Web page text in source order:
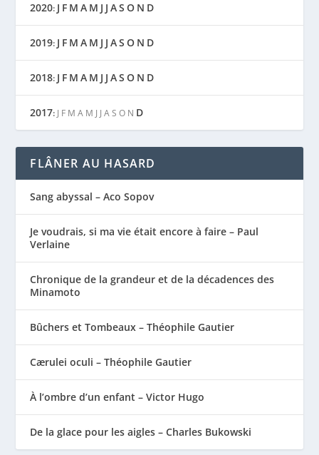
2020: J F M A M J J AS O N D
2019: J F M A M J J AS O N D
2018: J F M A M J J AS O N D
2017: J F M A M J J A S O N D
FLÂNER AU HASARD
Sang abyssal – Aco Sopov
Je voudrais, si ma vie était encore à faire – Paul
Verlaine
Chronique de la grandeur et de la décadences des
Minamoto
Bûchers et Tombeaux – Théophile Gautier
Cærulei oculi – Théophile Gautier
À l’ombre d’un enfant – Victor Hugo
De la glace pour les aigles – Charles Bukowski